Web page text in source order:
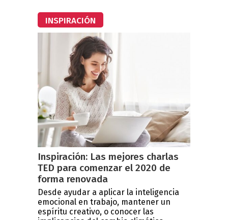
INSPIRACIÓN
Inspiración: Las mejores charlas
TED para comenzar el 2020 de
forma renovada
Desde ayudar a aplicar la inteligencia
emocional en trabajo, mantener un
espíritu creativo, o conocer las